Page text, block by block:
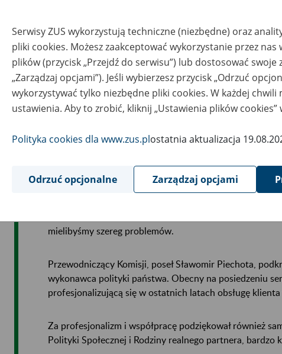
odchodzącym z ZUS z końcem marca prezesem
lata działalności Zakładu. Posłowie, niezależnie od
Derdziukowi za 5,5 roku jego prezesury. - Poszedł pan
Powiem szczerze, że imponujące są te efekty i wszyscy
wiceprzewodnicząca Komisji, poseł Anna Bańkowska
- dodał zastępca przewodniczącego Stanisław Szwed
Posłowie docenili profesjonalizm i niezmiennie dobrą
Komisją. Większość podkreślała skalę dodatkowych
latach, do których zaliczyć można: małą reformę
wprowadzenie subkont. - Prezesura Zbigniewa
okres przebudowy systemu ubezpieczeń społecznych
społecznej oraz przewodniczący rady nadzorczej ZUS,
realizowane przez ZUS, zawsze było realizowane
mielibyśmy szereg problemów.
Przewodniczący Komisji, poseł Sławomir Piechota,
wykonawca polityki państwa. Obecny na posiedzeniu
profesjonalizującą się w ostatnich latach obsługę klienta
Za profesjonalizm i współpracę podziękował również
Polityki Społecznej i Rodziny realnego partnera,
Serwisy ZUS wykorzystują techniczne (niezbędne) oraz
pliki cookies. Możesz zaakceptować wykorzystanie przez nas
plików (przycisk „Przejdź do serwisu”) lub dostosować swoje
„Zarządzaj opcjami”). Jeśli wybierzesz przycisk „Odrzuć
wykorzystywać tylko niezbędne pliki cookies. W każdej chwili
ustawienia. Aby to zrobić, kliknij „Ustawienia plików cookies”
Polityka cookies dla www.zus.plostatnia aktualizacja
Odrzuć opcjonalne Zarządzaj opcjami